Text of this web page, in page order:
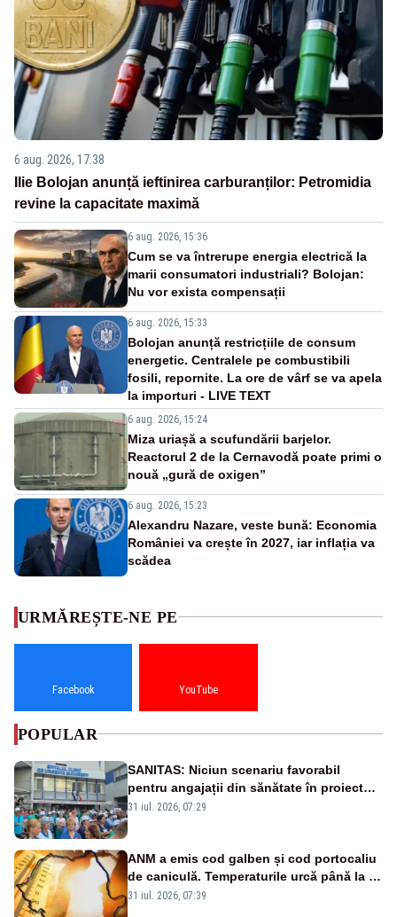
6 aug. 2026, 17:38
Ilie Bolojan anunță ieftinirea carburanților: Petromidia
revine la capacitate maximă
6 aug. 2026, 15:36
Cum se va întrerupe energia electrică la
marii consumatori industriali? Bolojan:
Nu vor exista compensații
6 aug. 2026, 15:33
Bolojan anunță restricțiile de consum
energetic. Centralele pe combustibili
fosili, repornite. La ore de vârf se va apela
la importuri - LIVE TEXT
6 aug. 2026, 15:24
Miza uriașă a scufundării barjelor.
Reactorul 2 de la Cernavodă poate primi o
nouă „gură de oxigen”
6 aug. 2026, 15:23
Alexandru Nazare, veste bună: Economia
României va crește în 2027, iar inflația va
scădea
URMĂREȘTE-NE PE
Facebook YouTube
POPULAR
SANITAS: Niciun scenariu favorabil
pentru angajații din sănătate în proiectul
Legii salarizării
31 iul. 2026, 07:29
ANM a emis cod galben și cod portocaliu
de caniculă. Temperaturile urcă până la 38
de grade, iar nopțile devin tropicale
31 iul. 2026, 07:39